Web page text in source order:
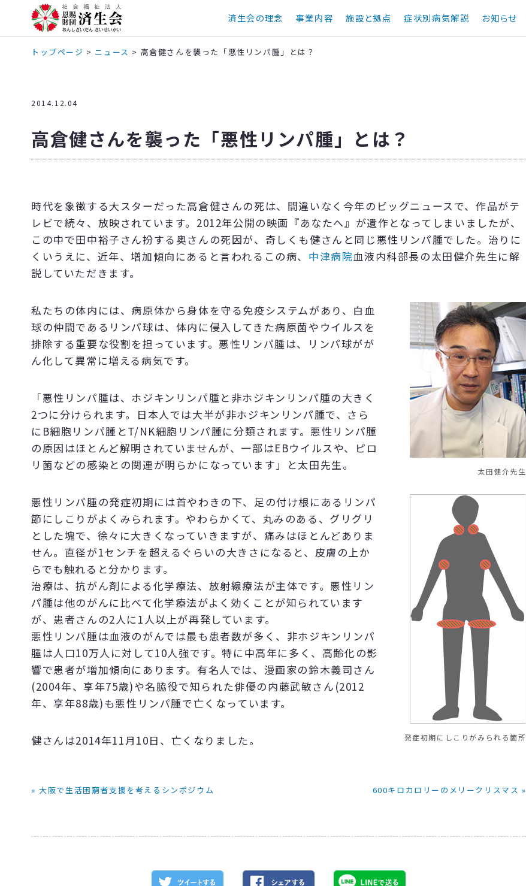
済生会の理念 事業内容 施設と拠点 症状別病気解説 お知らせ
トップページ > ニュース > 高倉健さんを襲った「悪性リンパ腫」とは？
2014.12.04
高倉健さんを襲った「悪性リンパ腫」とは？
時代を象徴する大スターだった高倉健さんの死は、間違いなく今年のビッグニュースで、作品がテ
レビで続々、放映されています。2012年公開の映画『あなたへ』が遺作となってしまいましたが、
この中で田中裕子さん扮する奥さんの死因が、奇しくも健さんと同じ悪性リンパ腫でした。治りに
くいうえに、近年、増加傾向にあると言われるこの病、 中津病院血液内科部長の太田健介先生に解
説していただきます。
太田健介先生
発症初期にしこりがみられる箇所
私たちの体内には、病原体から身体を守る免疫システムがあり、白血
球の仲間であるリンパ球は、体内に侵入してきた病原菌やウイルスを
排除する重要な役割を担っています。悪性リンパ腫は、リンパ球がが
ん化して異常に増える病気です。
「悪性リンパ腫は、ホジキンリンパ腫と非ホジキンリンパ腫の大きく
2つに分けられます。日本人では大半が非ホジキンリンパ腫で、さら
にB細胞リンパ腫とT/NK細胞リンパ腫に分類されます。悪性リンパ腫
の原因はほとんど解明されていませんが、一部はEBウイルスや、ピロ
リ菌などの感染との関連が明らかになっています」と太田先生。
悪性リンパ腫の発症初期には首やわきの下、足の付け根にあるリンパ
節にしこりがよくみられます。やわらかくて、丸みのある、グリグリ
とした塊で、徐々に大きくなっていきますが、痛みはほとんどありま
せん。直径が1センチを超えるぐらいの大きさになると、皮膚の上か
らでも触れると分かります。
治療は、抗がん剤による化学療法、放射線療法が主体です。悪性リン
パ腫は他のがんに比べて化学療法がよく効くことが知られています
が、患者さんの2人に1人以上が再発しています。
悪性リンパ腫は血液のがんでは最も患者数が多く、非ホジキンリンパ
腫は人口10万人に対して10人強です。特に中高年に多く、高齢化の影
響で患者が増加傾向にあります。有名人では、漫画家の鈴木義司さん
(2004年、享年75歳)や名脇役で知られた俳優の内藤武敏さん(2012
年、享年88歳)も悪性リンパ腫で亡くなっています。
健さんは2014年11月10日、亡くなりました。
« 大阪で生活困窮者支援を考えるシンポジウム 600キロカロリーのメリークリスマス »